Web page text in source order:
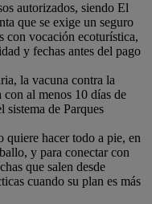
autorizados, siendo El
que se exige un seguro
con vocación ecoturística,
y fechas antes del pago
la vacuna contra la
al menos 10 días de
sistema de Parques
quiere hacer todo a pie, en
y para conectar con
que salen desde
cuando su plan es más